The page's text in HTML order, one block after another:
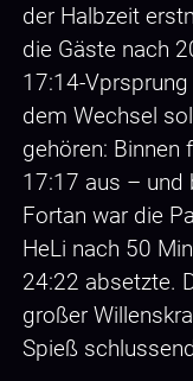
der Halbzeit
die Gäste nach
17:14-
dem Wechsel
gehören: Binnen
17:17 aus – und
Fortan war die
HeLi nach 50
24:22 absetzte.
großer
Spieß